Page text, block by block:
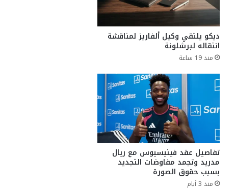
ديكو يلتقي وكيل ألفاريز لمناقشة
انتقاله لبرشلونة
منذ 19 ساعة
تفاصيل عقد فينيسيوس مع ريال
مدريد وتجمد مفاوضات التجديد
بسبب حقوق الصورة
منذ 3 أيام